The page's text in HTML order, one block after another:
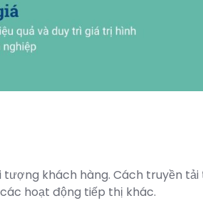
khách hàng. Cách truyền
hoạt động tiếp thị khác.